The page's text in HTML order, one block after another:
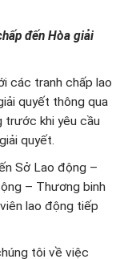
đến Hòa giải
các tranh chấp lao
quyết thông qua
trước khi yêu cầu
quyết.
Sở Lao động –
– Thương binh
lao động tiếp
tôi về việc